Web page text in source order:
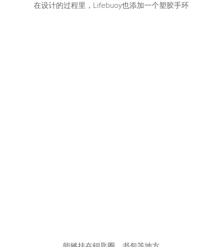
在设计的过程里，Lifebuoy也添加一个塑胶手环